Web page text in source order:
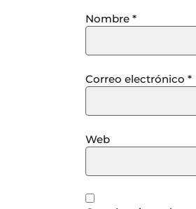
Nombre *
Correo electrónico *
Web